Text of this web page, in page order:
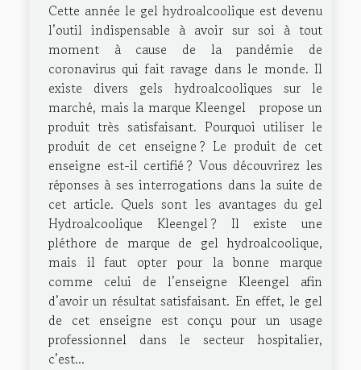
Cette année le gel hydroalcoolique est devenu
l’outil indispensable à avoir sur soi à tout
moment à cause de la pandémie de
coronavirus qui fait ravage dans le monde. Il
existe divers gels hydroalcooliques sur le
marché, mais la marque Kleengel propose un
produit très satisfaisant. Pourquoi utiliser le
produit de cet enseigne ? Le produit de cet
enseigne est-il certifié ? Vous découvrirez les
réponses à ses interrogations dans la suite de
cet article. Quels sont les avantages du gel
Hydroalcoolique Kleengel ? Il existe une
pléthore de marque de gel hydroalcoolique,
mais il faut opter pour la bonne marque
comme celui de l’enseigne Kleengel afin
d’avoir un résultat satisfaisant. En effet, le gel
de cet enseigne est conçu pour un usage
professionnel dans le secteur hospitalier,
c’est...